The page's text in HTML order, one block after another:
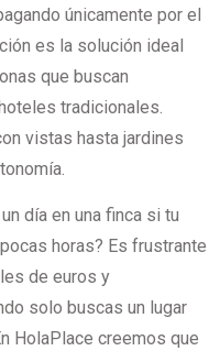
únicamente por el
es la solución ideal
que buscan
tradicionales.
vistas hasta jardines
día en una finca si tu
horas? Es frustrante
de euros y
solo buscas un lugar
HolaPlace creemos que